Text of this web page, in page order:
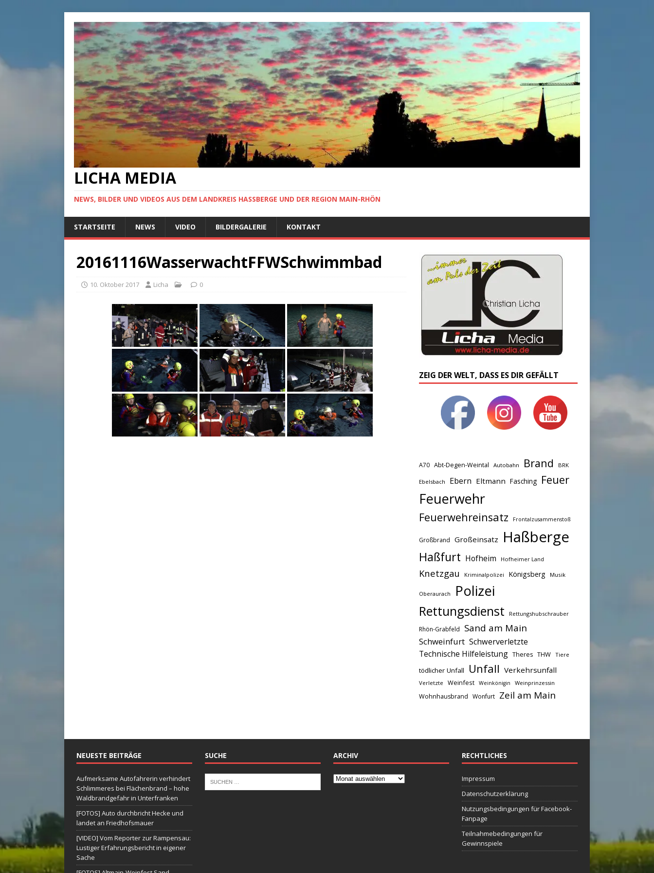
LICHA MEDIA
NEWS, BILDER UND VIDEOS AUS DEM LANDKREIS HASSBERGE UND DER REGION MAIN-RHÖN
STARTSEITE NEWS VIDEO BILDERGALERIE KONTAKT
20161116WasserwachtFFWSchwimmbad
10. Oktober 2017 Licha 0
ZEIG DER WELT, DASS ES DIR GEFÄLLT
A70 Abt-Degen-Weintal Autobahn Brand BRK
Ebelsbach Ebern Eltmann Fasching Feuer
Feuerwehr
Feuerwehreinsatz Frontalzusammenstoß
Großbrand Großeinsatz Haßberge
Haßfurt Hofheim Hofheimer Land
Knetzgau Kriminalpolizei Königsberg Musik
Oberaurach Polizei
Rettungsdienst Rettungshubschrauber
Rhön-Grabfeld Sand am Main
Schweinfurt Schwerverletzte
Technische Hilfeleistung Theres THW Tiere
tödlicher Unfall Unfall Verkehrsunfall
Verletzte Weinfest Weinkönigin Weinprinzessin
Wohnhausbrand Wonfurt Zeil am Main
NEUESTE BEITRÄGE
Aufmerksame Autofahrerin verhindert
Schlimmeres bei Flächenbrand – hohe
Waldbrandgefahr in Unterfranken
[FOTOS] Auto durchbricht Hecke und
landet an Friedhofsmauer
[VIDEO] Vom Reporter zur Rampensau:
Lustiger Erfahrungsbericht in eigener
Sache
SUCHE ARCHIV RECHTLICHES
Impressum
Datenschutzerklärung
Nutzungsbedingungen für Facebook-
Fanpage
Teilnahmebedingungen für
Gewinnspiele